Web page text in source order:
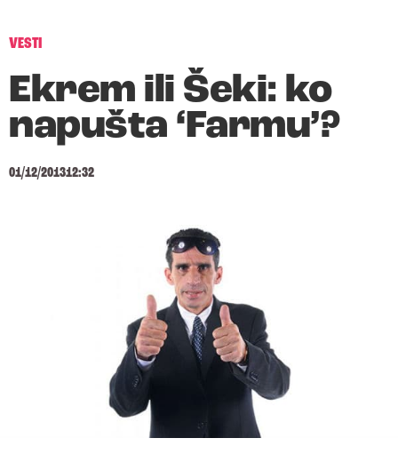
VESTI
Ekrem ili Šeki: ko
napušta ‘Farmu’?
01/12/201312:32